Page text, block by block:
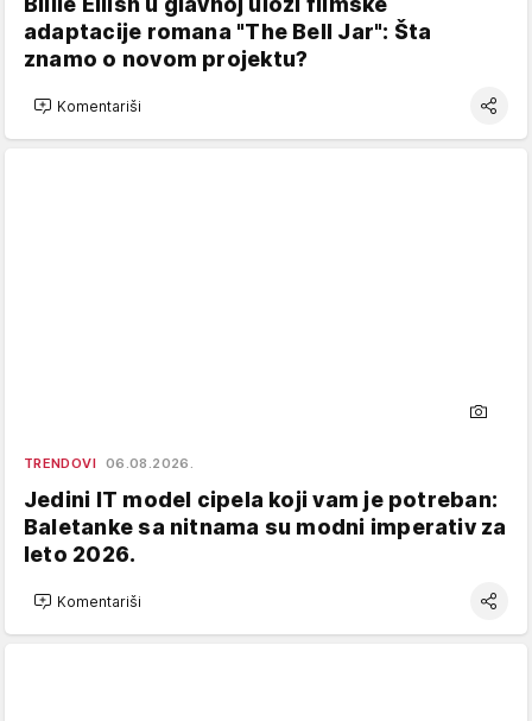
adaptacije romana "The Bell Jar": Šta
znamo o novom projektu?
Komentariši
TRENDOVI 06.08.2026.
Jedini IT model cipela koji vam je potreban:
Baletanke sa nitnama su modni imperativ za
leto 2026.
Komentariši